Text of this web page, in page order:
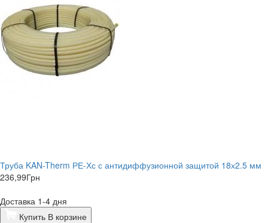
Труба KAN-Therm РЕ-Хс с антидиффузионной защитой 18х2.5 мм
236,99Грн
Доставка 1-4 дня
Купить В корзине